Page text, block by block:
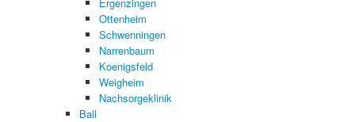
Ottenheim
Schwenningen
Narrenbaum
Koenigsfeld
Weigheim
Nachsorgeklinik
Ball